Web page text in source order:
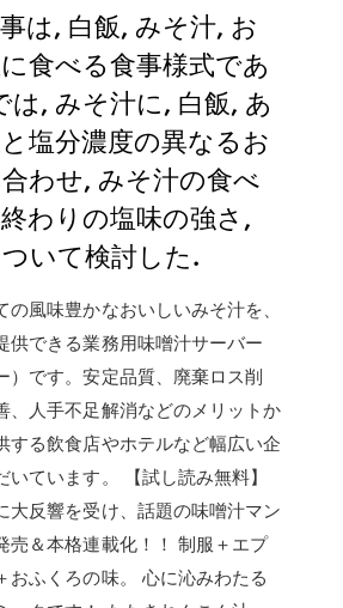
は, 白飯, みそ汁, お
食べる食事様式であ
は, みそ汁に, 白飯, あ
塩分濃度の異なるお
わせ, みそ汁の食べ
わりの塩味の強さ,
いて検討した.
風味豊かなおいしいみそ汁を、
供できる業務用味噌汁サーバー
）です。安定品質、廃棄ロス削
、人手不足解消などのメリットか
する飲食店やホテルなど幅広い企
ています。 【試し読み無料】
大反響を受け、話題の味噌汁マン
売＆本格連載化！！ 制服＋エプ
おふくろの味。 心に沁みわたる